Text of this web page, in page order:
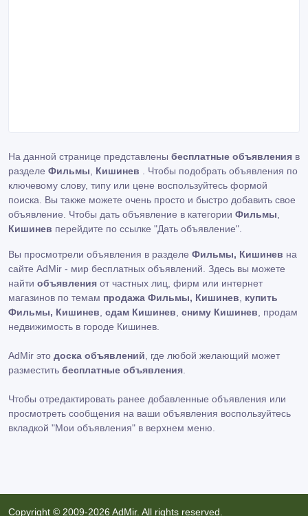
На данной странице представлены бесплатные объявления в
разделе Фильмы Кишинев . Чтобы подобрать объявления по
ключевому слову, типу или цене воспользуйтесь формой
поиска. Вы также можете очень просто и быстро добавить свое
объявление. Чтобы дать объявление в категории Фильмы
Кишинев перейдите по ссылке "Дать объявление"
Вы просмотрели объявления в разделе Фильмы, Кишинев на
сайте AdMir - мир бесплатных объявлений. Здесь вы можете
найти объявления от частных лиц, фирм или интернет
магазинов по темам продажа Фильмы, Кишинев
купить
Фильмы, Кишинев сдам Кишинев сниму Кишинев , продам
недвижимость в городе Кишинев.
AdMir это доска объявлений , где любой желающий может
разместить бесплатные объявления
Чтобы отредактировать ранее добавленные объявления или
просмотреть сообщения на ваши объявления воспользуйтесь
вкладкой "Мои объявления" в верхнем меню.
Copyright © 2009-2026 AdMir. All rights reserved.